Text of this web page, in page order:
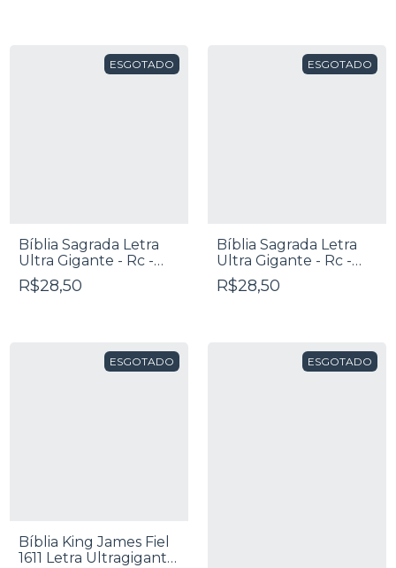
ESGOTADO
Bíblia Sagrada Letra
Ultra Gigante - Rc -
Edição De Promessas -
Zíper Preta
R$28,50
ESGOTADO
Bíblia Sagrada Letra
Ultra Gigante - Rc -
Edição De Promessas -
Zíper Prata
R$28,50
ESGOTADO
Bíblia King James Fiel
1611 Letra Ultragigante
ESGOTADO